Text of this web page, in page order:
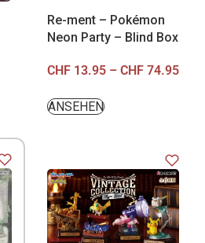
Re-ment – Pokémon
Neon Party – Blind Box
CHF13.95 – CHF74.95
ANSEHEN